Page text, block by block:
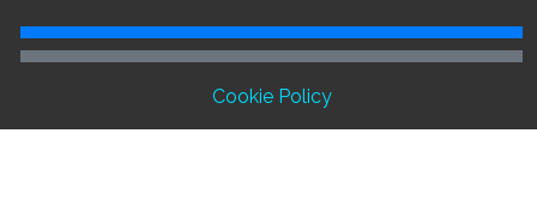
Cookie Policy